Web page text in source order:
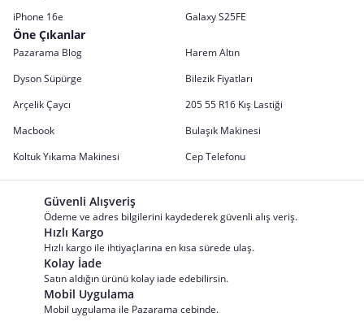
iPhone 16e
Galaxy S25FE
Öne Çıkanlar
Pazarama Blog
Harem Altın
Dyson Süpürge
Bilezik Fiyatları
Arçelik Çaycı
205 55 R16 Kış Lastiği
Macbook
Bulaşık Makinesi
Koltuk Yıkama Makinesi
Cep Telefonu
Güvenli Alışveriş
Ödeme ve adres bilgilerini kaydederek güvenli alış veriş.
Hızlı Kargo
Hızlı kargo ile ihtiyaçlarına en kısa sürede ulaş.
Kolay İade
Satın aldığın ürünü kolay iade edebilirsin.
Mobil Uygulama
Mobil uygulama ile Pazarama cebinde.